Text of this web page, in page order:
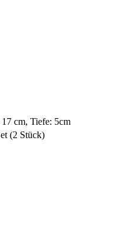
cm, Tiefe: 5cm
(2 Stück)